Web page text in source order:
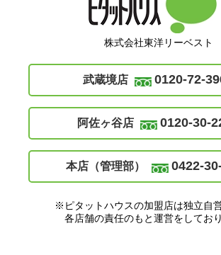
株式会社東洋リーベスト
武蔵境店 0120-72-
阿佐ヶ谷店 0120-30-
本店（管理部） 0422-
※ピタットハウスの加盟店は独立自営
各店舗の責任のもと運営をしており